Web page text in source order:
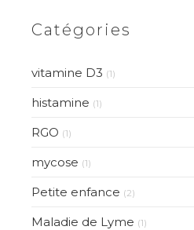
Catégories
vitamine D3 (1)
histamine (1)
RGO (1)
mycose (1)
Petite enfance (2)
Maladie de Lyme (1)